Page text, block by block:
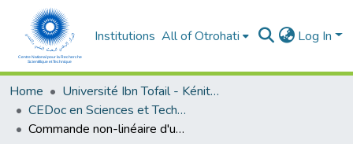
Institutions All of Otrohati Log In
Home
Université Ibn Tofail - Kénitra
CEDoc en Sciences et Techniques et Sciences Médicales (CED - STSM)
Commande non-linéaire d'un système de conversion d'énergie combinant plusieurs sources d'énergie renouvelables distribuées